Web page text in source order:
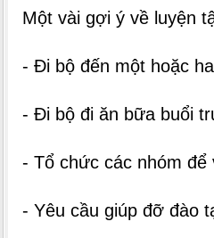
Một vài gợi ý về luyện
- Đi bộ đến một hoặc
- Đi bộ đi ăn bữa buổi
- Tổ chức các nhóm để
- Yêu cầu giúp đỡ đào